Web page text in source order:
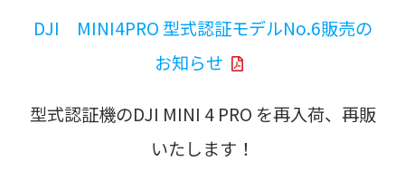
DJI MINI4PRO 型式認証モデルNo.6販売の
お知らせ
型式認証機のDJI MINI 4 PRO を再入荷、再販
いたします！